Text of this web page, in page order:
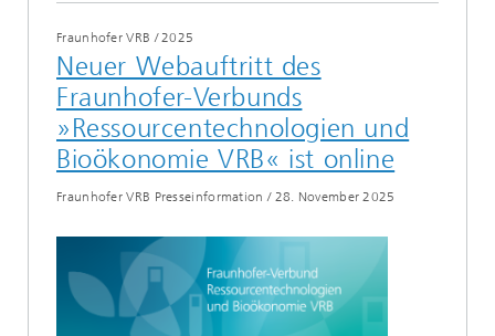
Fraunhofer VRB /2025
Neuer Webauftritt des
Fraunhofer-Verbunds
»Ressourcentechnologien und
Bioökonomie VRB« ist online
Fraunhofer VRB Presseinformation / 28. November 2025